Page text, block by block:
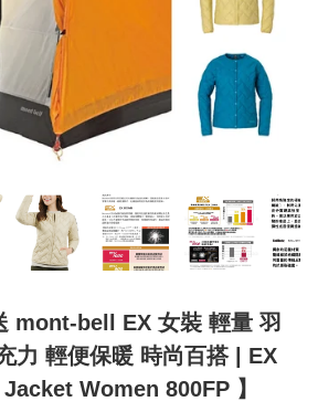
mont-bell EX 女裝 輕量 羽
力 輕便保暖 時尚百搭 | EX
Women 800FP 】